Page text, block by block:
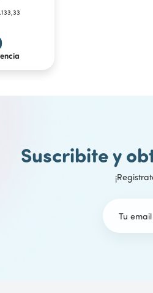
Suscribite y